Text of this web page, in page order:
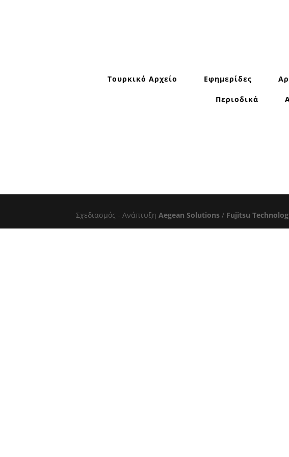
Τουρκικό Αρχείο Εφημερίδες
Περιοδικά
Σχεδιασμός - ΑνάπτυξηAegean Solutions / Fujitsu